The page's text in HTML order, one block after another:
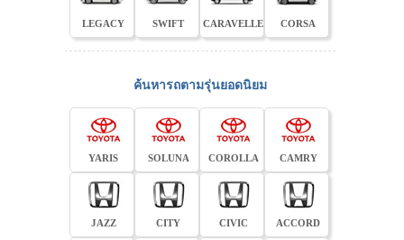
LEGACY SWIFT CARAVELLE CORSA
ค้นหารถตามรุ่นยอดนิยม
YARIS SOLUNA COROLLA CAMRY
JAZZ CITY CIVIC ACCORD